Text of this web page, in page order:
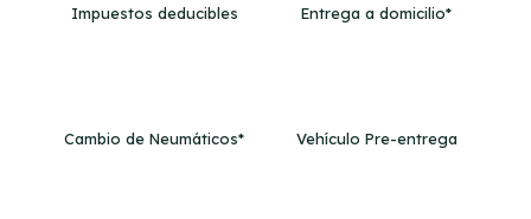
Impuestos deducibles Entrega a domicilio*
Cambio de Neumáticos* Vehículo Pre-entrega